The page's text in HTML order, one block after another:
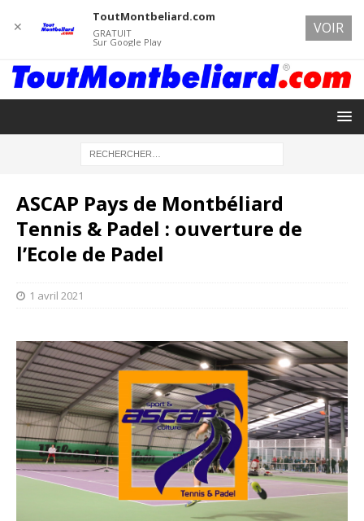
ASCAP Pays de Montbéliard
Tennis & Padel : ouverture de
l’Ecole de Padel
1 avril 2021
✕
ToutMontbeliard.com
GRATUIT
Sur Google Play
VOIR